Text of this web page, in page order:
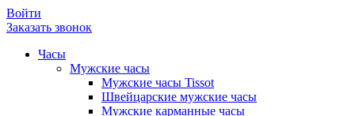
Войти
Заказать звонок
Часы
Мужские часы
Мужские часы Tissot
Швейцарские мужские часы
Мужские карманные часы